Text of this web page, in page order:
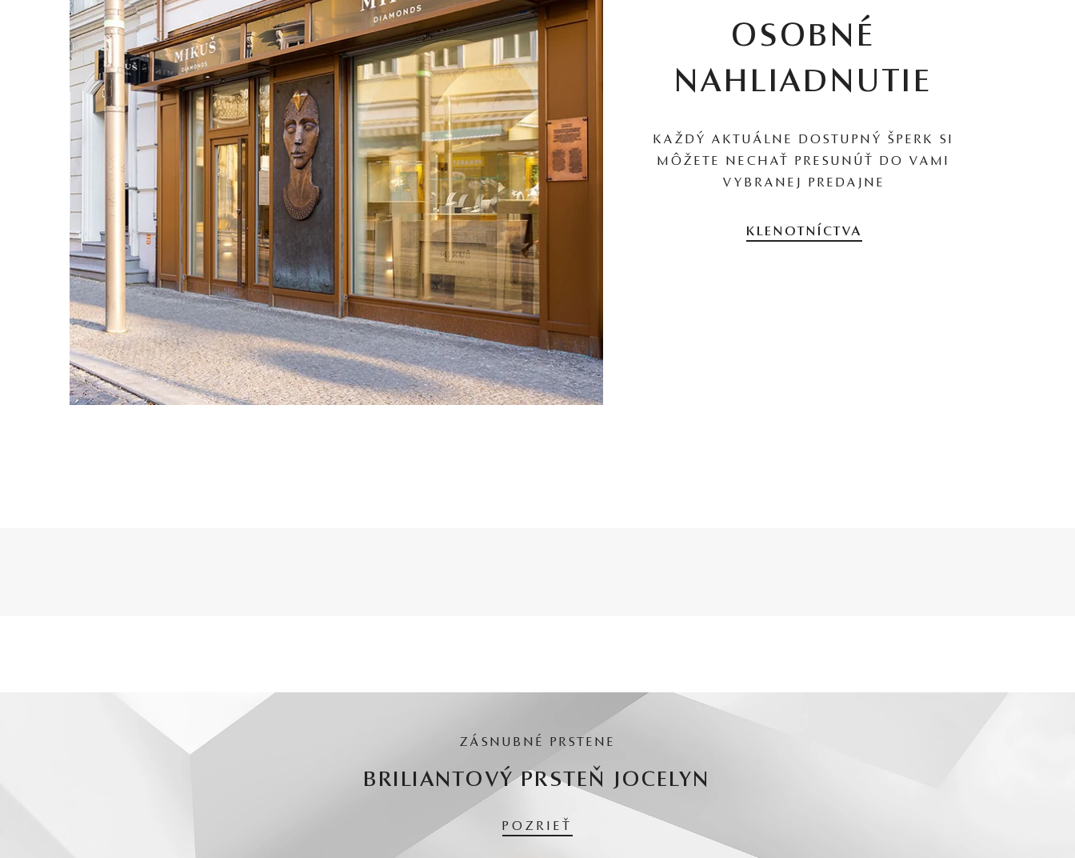
OSOBNÉ
NAHLIADNUTIE
KAŽDÝ AKTUÁLNE DOSTUPNÝ ŠPERK SI
MÔŽETE NECHAŤ PRESUNÚŤ DO VAMI
VYBRANEJ PREDAJNE
KLENOTNÍCTVA
ZÁSNUBNÉ PRSTENE
BRILIANTOVÝ PRSTEŇ JOCELYN
POZRIEŤ